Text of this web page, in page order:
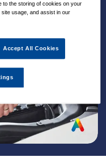
to the storing of cookies on your
usage, and assist in our
Accept All Cookies